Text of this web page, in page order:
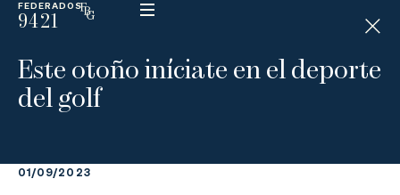
FEDERADOS
9421
ESP
N
D
C
Este otoño iníciate en el deporte
del golf
01/09/2023